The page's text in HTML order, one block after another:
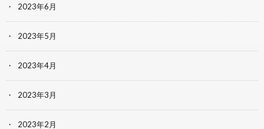
2023年6月
2023年5月
2023年4月
2023年3月
2023年2月